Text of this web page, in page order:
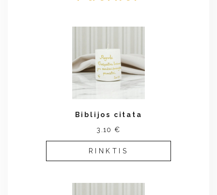
Biblijos citata
3.10 €
RINKTIS